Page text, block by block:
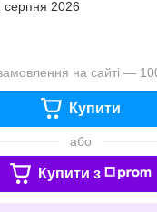
серпня 2026
на сайті —
Купити
або
Купити з